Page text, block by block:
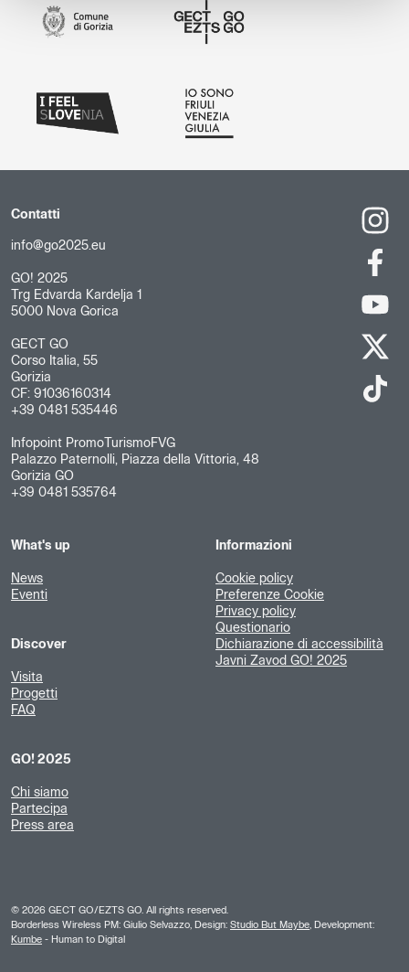
Contatti
info@go2025.eu
GO! 2025
Trg Edvarda Kardelja 1
5000 Nova Gorica
GECT GO
Corso Italia, 55
Gorizia
CF: 91036160314
+39 0481 535446
Infopoint PromoTurismoFVG
Palazzo Paternolli, Piazza della Vittoria, 48
Gorizia GO
+39 0481 535764
What's up
News
Eventi
Discover
Visita
Progetti
FAQ
GO! 2025
Chi siamo
Partecipa
Press area
Informazioni
Cookie policy
Preferenze Cookie
Privacy policy
Questionario
Dichiarazione di accessibilità
Javni Zavod GO! 2025
© 2026 GECT GO/EZTS GO. All rights reserved.
Borderless Wireless PM: Giulio Selvazzo, Design: Studio But Maybe , Development:
Kumbe - Human to Digital